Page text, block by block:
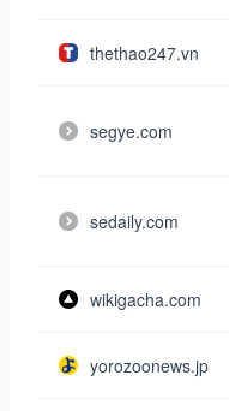
thethao247.vn
segye.com
sedaily.com
wikigacha.com
yorozoonews.jp